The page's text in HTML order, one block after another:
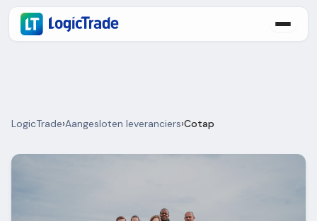
LogicTrade›Aangesloten leveranciers›Cotap